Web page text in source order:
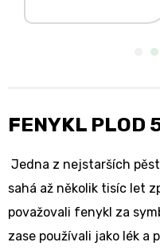
lehce nahořklá
FENYKL PLOD
Jedna z nejstarších
sahá až několik tisíc let
považovali fenykl za
zase používali jako lék a